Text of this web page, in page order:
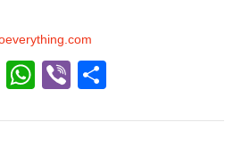
LinkedIn
WhatsApp
Viber